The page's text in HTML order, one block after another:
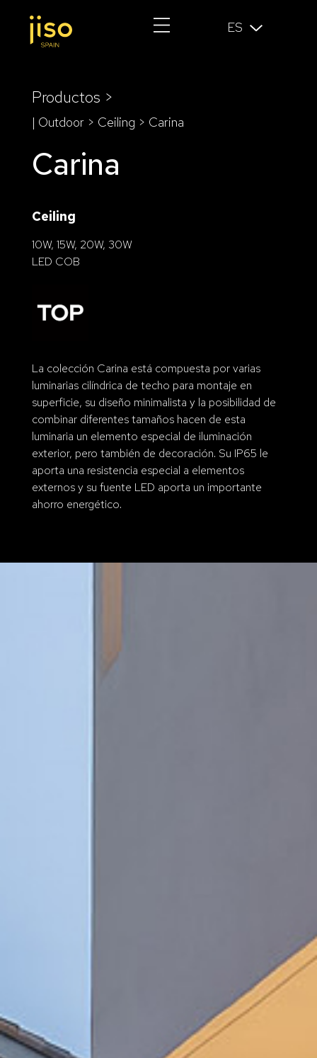
ES
Productos >
| Outdoor > Ceiling > Carina
Carina
Ceiling
10W, 15W, 20W, 30W
LED COB
La colección Carina está compuesta por varias
luminarias cilíndrica de techo para montaje en
superficie, su diseño minimalista y la posibilidad de
combinar diferentes tamaños hacen de esta
luminaria un elemento especial de iluminación
exterior, pero también de decoración. Su IP65 le
aporta una resistencia especial a elementos
externos y su fuente LED aporta un importante
ahorro energético.